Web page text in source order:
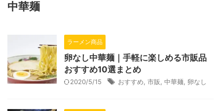
中華麺
ラーメン商品
卵なし中華麺｜手軽に楽しめる市販品
おすすめ10選まとめ
2020/5/15 おすすめ 市販 中華麺 卵なし